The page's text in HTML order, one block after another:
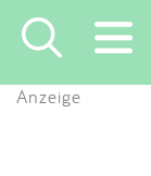
Anzeige